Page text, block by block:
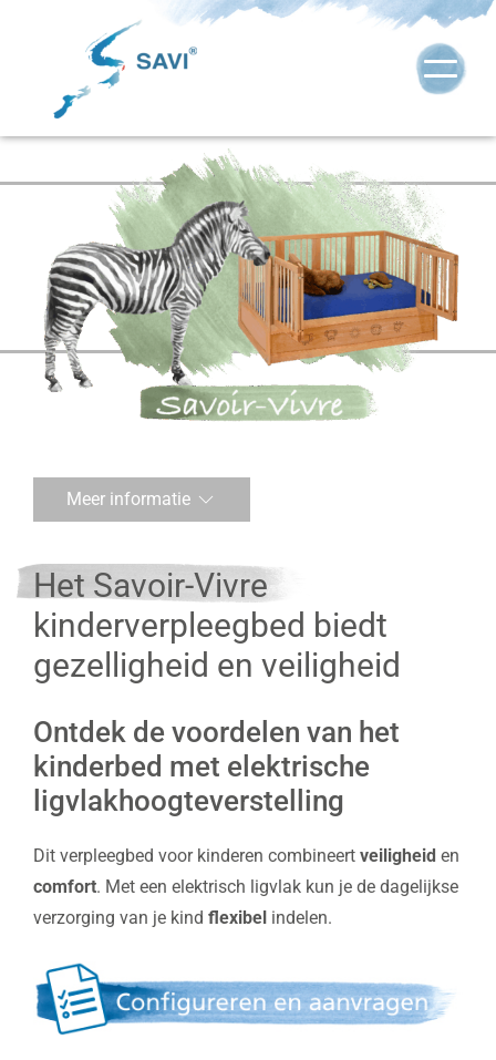
Meer informatie
Het Savoir-Vivre
kinderverpleegbed biedt
gezelligheid en veiligheid
Ontdek de voordelen van het
kinderbed met elektrische
ligvlakhoogteverstelling
Dit verpleegbed voor kinderen combineert veiligheid en
comfort. Met een elektrisch ligvlak kun je de dagelijkse
verzorging van je kind flexibel indelen.